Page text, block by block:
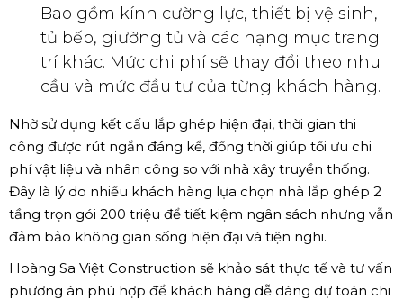
Bao gồm kính cường lực, thiết bị vệ sinh,
tủ bếp, giường tủ và các hạng mục trang
trí khác. Mức chi phí sẽ thay đổi theo nhu
cầu và mức đầu tư của từng khách hàng.
Nhờ sử dụng kết cấu lắp ghép hiện đại, thời gian thi
công được rút ngắn đáng kể, đồng thời giúp tối ưu chi
phí vật liệu và nhân công so với nhà xây truyền thống.
Đây là lý do nhiều khách hàng lựa chọn nhà lắp ghép 2
tầng trọn gói 200 triệu để tiết kiệm ngân sách nhưng vẫn
đảm bảo không gian sống hiện đại và tiện nghi.
Hoàng Sa Việt Construction sẽ khảo sát thực tế và tư vấn
phương án phù hợp để khách hàng dễ dàng dự toán chi